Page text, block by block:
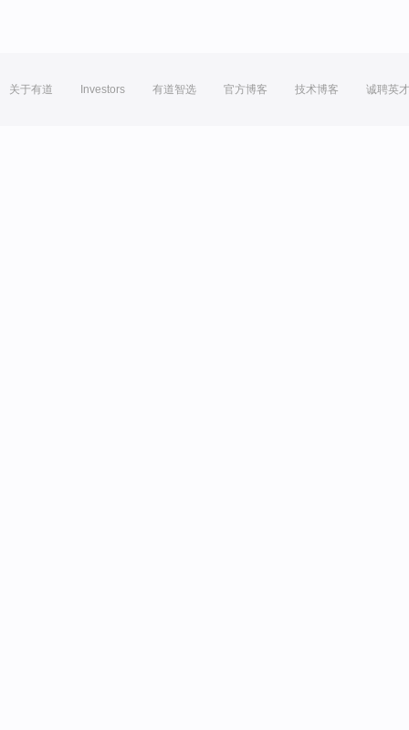
关于有道 Investors 有道智选 官方博客 技术博客 诚聘英才